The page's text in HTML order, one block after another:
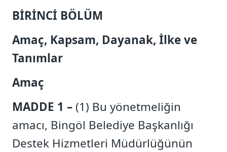
BİRİNCİ BÖLÜM
Amaç, Kapsam, Dayanak, İlke ve
Tanımlar
Amaç
MADDE 1 – (1) Bu yönetmeliğin
amacı, Bingöl Belediye Başkanlığı
Destek Hizmetleri Müdürlüğünün